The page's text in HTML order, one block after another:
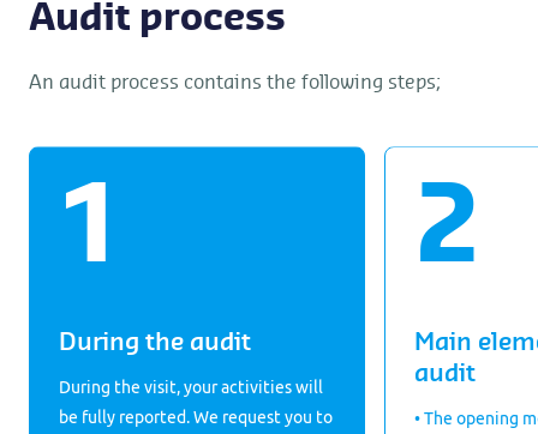
Audit process
An audit process contains the following steps;
During the audit
During the visit, your activities will
be fully reported. We request you to
Main
audit
• The opening